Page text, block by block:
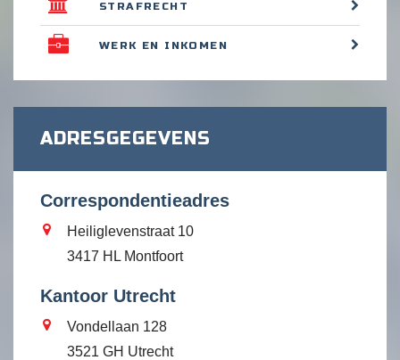
STRAFRECHT
WERK EN INKOMEN
ADRESGEGEVENS
Correspondentieadres
Heiliglevenstraat 10
3417 HL Montfoort
Kantoor Utrecht
Vondellaan 128
3521 GH Utrecht